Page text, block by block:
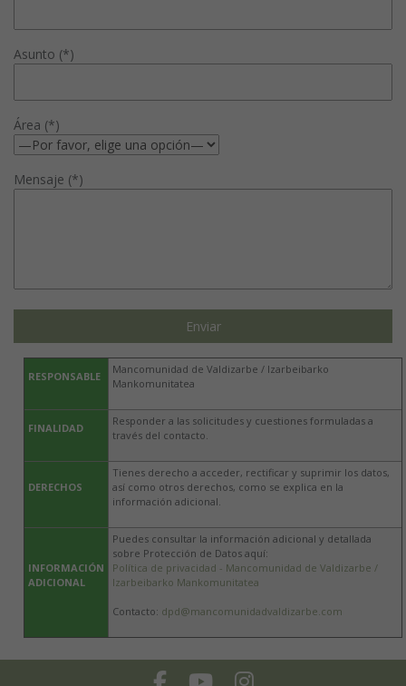
Asunto (*)
Área (*)
Mensaje (*)
RESPONSABLE
Mancomunidad de Valdizarbe / Izarbeibarko
Mankomunitatea
FINALIDAD
Responder a las solicitudes y cuestiones formuladas a
través del contacto.
DERECHOS
Tienes derecho a acceder, rectificar y suprimir los datos,
así como otros derechos, como se explica en la
información adicional.
INFORMACIÓN
ADICIONAL
Puedes consultar la información adicional y detallada
sobre Protección de Datos aquí:
Política de privacidad - Mancomunidad de Valdizarbe /
Izarbeibarko Mankomunitatea
Contacto: dpd@mancomunidadvaldizarbe.com
FacebookYoutubeInstagram